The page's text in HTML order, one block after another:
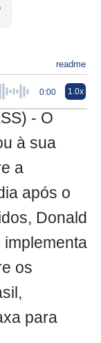
readme
0:00 1.0x
- O
à sua
a
após o
Donald
os
para